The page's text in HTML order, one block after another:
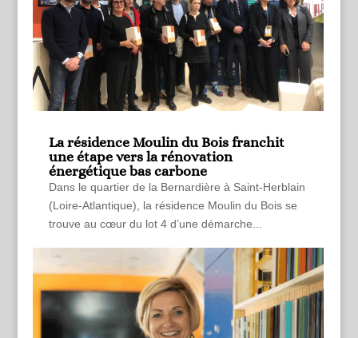
La résidence Moulin du Bois franchit
une étape vers la rénovation
énergétique bas carbone
Dans le quartier de la Bernardière à Saint-Herblain
(Loire-Atlantique), la résidence Moulin du Bois se
trouve au cœur du lot 4 d’une démarche...